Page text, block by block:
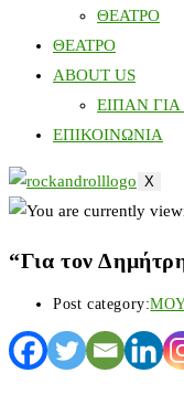
ΘΕΑΤΡΟ
ΘΕΑΤΡΟ
ABOUT US
ΕΙΠΑΝ
ΕΠΙΚΟΙΝΩΝΙΑ
X
“Για τον
Post category: